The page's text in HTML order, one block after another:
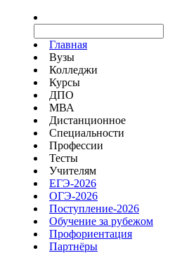
Главная
Вузы
Колледжи
Курсы
ДПО
МВА
Дистанционное
Специальности
Профессии
Тесты
Учителям
ЕГЭ-2026
ОГЭ-2026
Поступление-2026
Обучение за рубежом
Профориентация
Партнёры